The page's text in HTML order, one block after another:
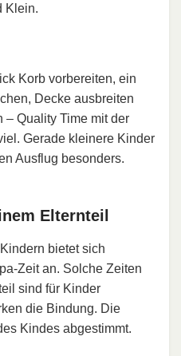
Klein.
Korb vorbereiten, ein
Decke ausbreiten
– Quality Time mit der
Gerade kleinere Kinder
Ausflug besonders.
Elternteil
bietet sich
Zeit an. Solche Zeiten
sind für Kinder
die Bindung. Die
Kindes abgestimmt.